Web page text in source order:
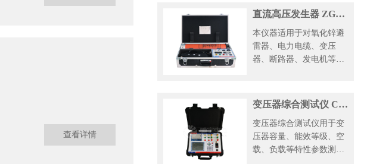
查看详情
直流高压发生器 ZGF120KV/2mA
本仪器适用于对氧化锌避
雷器、电力电缆、变压
器、断路器、发电机等高
验。参考标准：DL/T
848.1-2004，DL/T 474.2-
2018
变压器综合测试仪 CYSC-211
变压器综合测试仪用于变
压器容量、能效等级、空
载、负载等特性参数测量